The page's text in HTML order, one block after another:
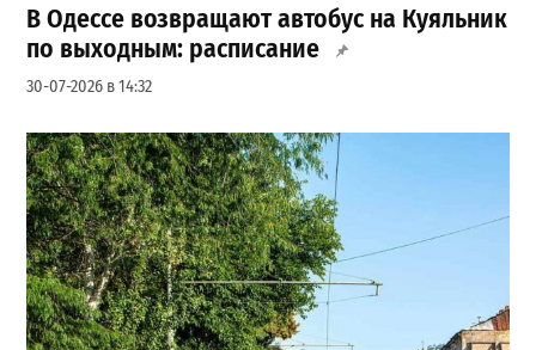
В Одессе возвращают автобус на Куяльник
по выходным: расписание
30-07-2026 в 14:32